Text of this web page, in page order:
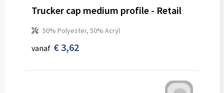
Trucker cap medium profile - Retail
50% Polyester, 50% Acryl
vanaf € 3,62